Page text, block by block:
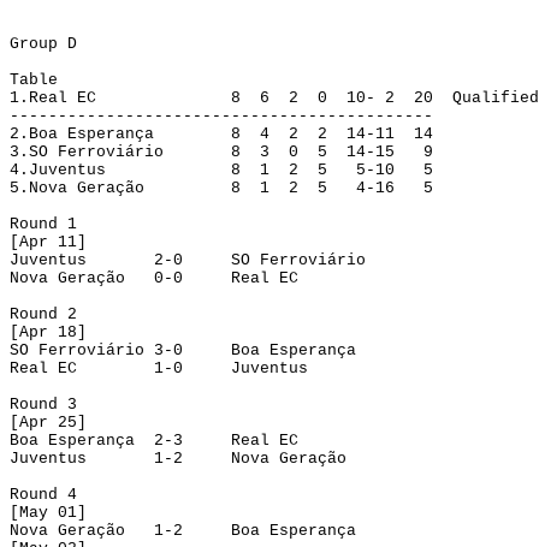
Group D
Table
1. Real EC 8 6 2 0 10- 2 20
Qualified
--------------------------------------------
2. Boa Esperança 8 4 2 2 14-11
14
3. SO Ferroviário 8 3 0 5 14-15
9
4. Juventus 8 1 2 5 5-10
5
5. Nova Geração 8 1 2 5 4-16
5
Round 1
Apr 11]
Juventus
2-0
SO Ferroviário
Nova Geração
0-0
Real EC
Round 2
Apr 18]
SO Ferroviário
3-0
Boa Esperança
Real EC
1-0
Juventus
Round 3
Apr 25]
Boa Esperança
2-3
Real EC
Juventus
1-2
Nova Geração
Round 4
May 01]
Nova Geração
1-2
Boa Esperança